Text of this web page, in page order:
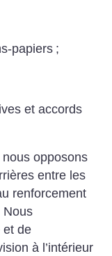
papiers ;
et accords
nous opposons
entre les
renforcement
Nous
et de
à l’intérieur